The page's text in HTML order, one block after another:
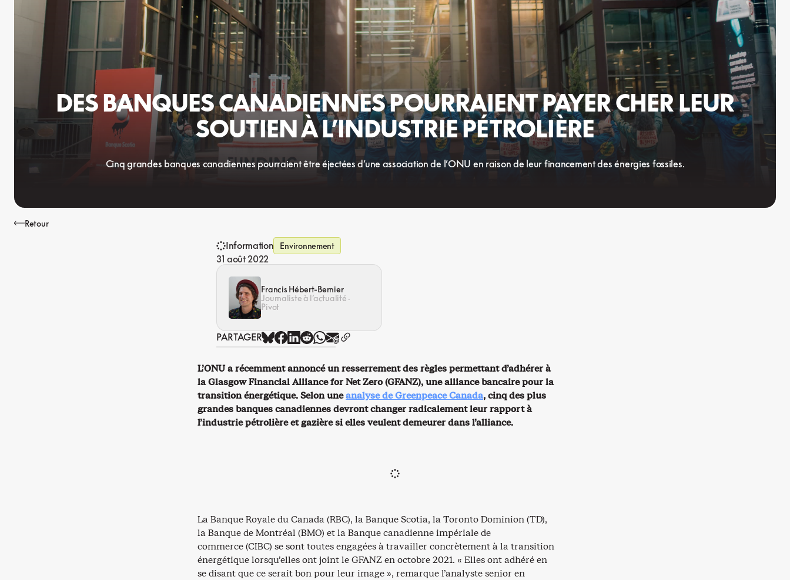
DES BANQUES CANADIENNES POURRAIENT PAYER CHER LEUR
SOUTIEN À L’INDUSTRIE PÉTROLIÈRE
Cinq grandes banques canadiennes pourraient être éjectées d’une association de l’ONU en raison de leur financement des énergies fossiles.
Retour
Information Environnement
31 août 2022
Francis Hébert-Bernier
Journaliste à l’actualité ·
Pivot
PARTAGER
L’ONU a récemment annoncé un resserrement des règles permettant d’adhérer à
la Glasgow Financial Alliance for Net Zero (GFANZ), une alliance bancaire pour la
transition énergétique. Selon uneanalyse de Greenpeace Canada, cinq des plus
grandes banques canadiennes devront changer radicalement leur rapport à
l’industrie pétrolière et gazière si elles veulent demeurer dans l’alliance.
La Banque Royale du Canada (RBC), la Banque Scotia, la Toronto Dominion (TD),
la Banque de Montréal (BMO) et la Banque canadienne impériale de
commerce (CIBC) se sont toutes engagées à travailler concrètement à la transition
énergétique lorsqu’elles ont joint le GFANZ en octobre 2021. « Elles ont adhéré en
se disant que ce serait bon pour leur image », remarque l’analyste senior en